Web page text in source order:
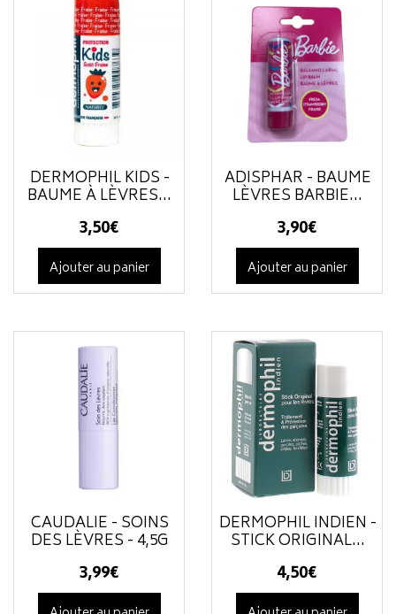
DERMOPHIL KIDS -
BAUME À LÈVRES...
3,50€
Ajouter au panier
ADISPHAR - BAUME
LÈVRES BARBIE...
3,90€
Ajouter au panier
CAUDALIE - SOINS
DES LÈVRES - 4,5G
3,99€
DERMOPHIL INDIEN -
STICK ORIGINAL...
4,50€